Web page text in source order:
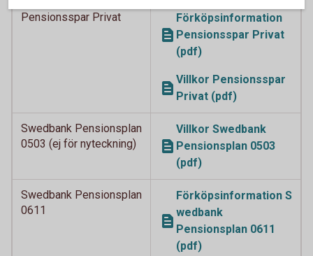
Pensionsspar Privat
Förköpsinformation
Pensionsspar Privat
(pdf)
Villkor Pensionsspar
Privat (pdf)
Swedbank Pensionsplan
0503 (ej för nyteckning)
Villkor Swedbank
Pensionsplan 0503
(pdf)
Swedbank Pensionsplan
0611
Förköpsinformation S
wedbank
Pensionsplan 0611
(pdf)